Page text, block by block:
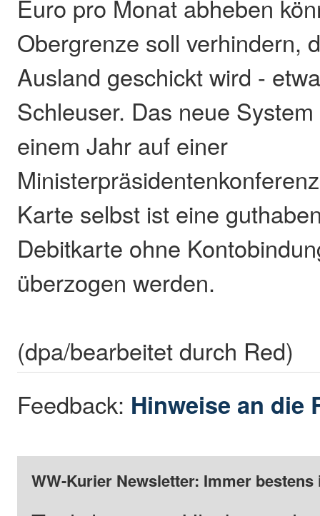
Euro pro Monat abheben
Obergrenze soll verhindern,
Ausland geschickt wird -
Schleuser. Das neue
einem Jahr auf einer
Karte selbst ist eine
Debitkarte ohne
überzogen werden.
(dpa/bearbeitet durch Red)
Feedback: Hinweise an die
WW-Kurier Newsletter: Immer